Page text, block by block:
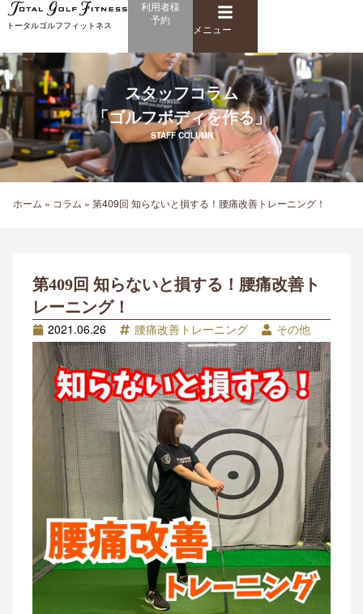
容
ス
キ
ッ
プ
トータルゴルフフィットネス
メ
ニ
ュ
ー
メニュー
利用者様
予約
スタッフコラム
「ゴルフボディを作る」
STAFF COLUMN
ホーム » コラム » 第409回 知らないと損する！腰痛改善トレーニング！
第409回 知らないと損する！腰痛改善ト
レーニング！
2021.06.26 腰痛改善トレーニング その他